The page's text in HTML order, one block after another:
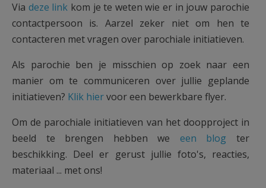
Via deze link kom je te weten wie er in jouw parochie
contactpersoon is. Aarzel zeker niet om hen te
contacteren met vragen over parochiale initiatieven.
Als parochie ben je misschien op zoek naar een
manier om te communiceren over jullie geplande
initiatieven? Klik hiervoor een bewerkbare flyer.
Om de parochiale initiatieven van het doopproject in
beeld te brengen hebben we een blog ter
beschikking. Deel er gerust jullie foto's, reacties,
materiaal ... met ons!